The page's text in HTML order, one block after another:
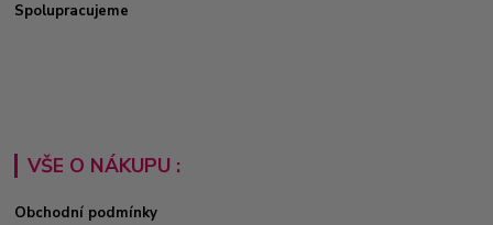
Spolupracujeme
VŠE O NÁKUPU :
Obchodní podmínky